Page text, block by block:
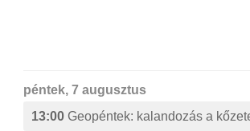
péntek, 7 augusztus
13:00 Geopéntek: kalandozás a